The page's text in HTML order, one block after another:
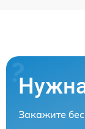
Закажите